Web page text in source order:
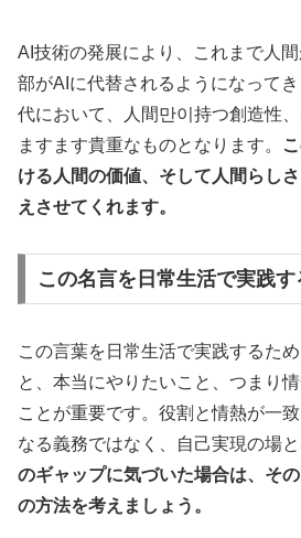
AI技術の発展により、これまで人
部がAIに代替されるようになって
代において、人間만이持つ創造性
ますます貴重なものとなります。
ける人間の価値、そして人間らし
えさせてくれます。
この名言を日常生活で実践す
この言葉を日常生活で実践するた
と、本当にやりたいこと、つまり
ことが重要です。役割と情熱が一
なる義務ではなく、自己実現の場と
のギャップに気づいた場合は、そ
の方法を考えましょう。